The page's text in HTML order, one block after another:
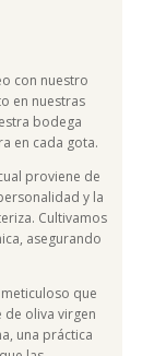
con nuestro
en nuestras
bodega
en cada gota.
proviene de
y la
Cultivamos
asegurando
que
oliva virgen
una práctica